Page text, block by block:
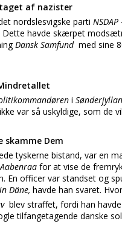
af nazister
nordslesvigske parti
Dette havde skærpet
Dansk Samfund med sine
i
var så uskyldige, som de
skamme Dem
tyskerne bistand, var en
Aabenraa for at vise de
En officer var standset og
Däne, havde han svaret.
blev straffet, fordi han
tilfangetagende danske